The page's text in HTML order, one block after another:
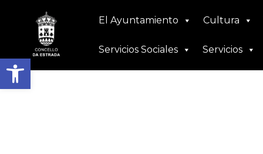
Abrir barra de herramientas
contenido
El Ayuntamiento Cultura
Servicios Sociales Servicios